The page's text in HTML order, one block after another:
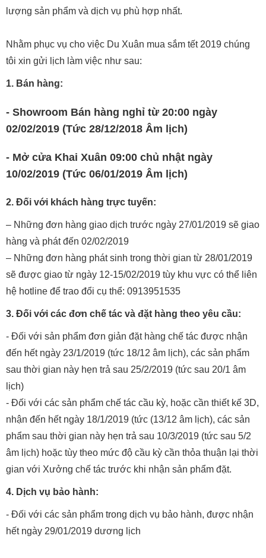
lượng sản phẩm và dịch vụ phù hợp nhất.
Nhằm phục vụ cho việc Du Xuân mua sắm tết 2019 chúng
tôi xin gửi lịch làm việc như sau:
1. Bán hàng:
- Showroom Bán hàng nghỉ từ 20:00 ngày
02/02/2019 (Tức 28/12/2018 Âm lịch)
- Mở cửa Khai Xuân 09:00 chủ nhật ngày
10/02/2019 (Tức 06/01/2019 Âm lịch)
2. Đối với khách hàng trực tuyến:
– Những đơn hàng giao dịch trước ngày 27/01/2019 sẽ giao
hàng và phát đến 02/02/2019
– Những đơn hàng phát sinh trong thời gian từ 28/01/2019
sẽ được giao từ ngày 12-15/02/2019 tùy khu vực có thể liên
hệ hotline để trao đổi cụ thể: 0913951535
3. Đối với các đơn chế tác và đặt hàng theo yêu cầu:
- Đối với sản phẩm đơn giản đặt hàng chế tác được nhận
đến hết ngày 23/1/2019 (tức 18/12 âm lịch), các sản phẩm
sau thời gian này hẹn trả sau 25/2/2019 (tức sau 20/1 âm
lịch)
- Đối với các sản phẩm chế tác cầu kỳ, hoặc cần thiết kế 3D,
nhận đến hết ngày 18/1/2019 (tức (13/12 âm lịch), các sản
phẩm sau thời gian này hẹn trả sau 10/3/2019 (tức sau 5/2
âm lịch) hoặc tùy theo mức độ cầu kỳ cần thỏa thuận lại thời
gian với Xưởng chế tác trước khi nhận sản phẩm đặt.
4. Dịch vụ bảo hành:
- Đối với các sản phẩm trong dịch vụ bảo hành, được nhận
hết ngày 29/01/2019 dương lịch